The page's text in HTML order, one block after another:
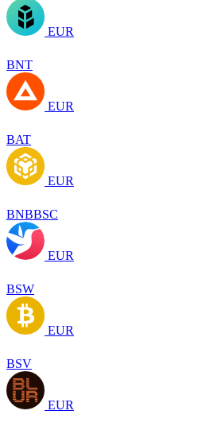
EUR
BNT
EUR
BAT
EUR
BNBBSC
EUR
BSW
EUR
BSV
EUR